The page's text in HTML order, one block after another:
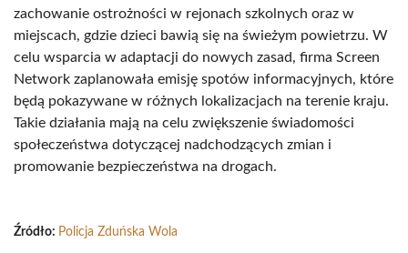
zachowanie ostrożności w rejonach szkolnych oraz w
miejscach, gdzie dzieci bawią się na świeżym powietrzu. W
celu wsparcia w adaptacji do nowych zasad, firma Screen
Network zaplanowała emisję spotów informacyjnych, które
będą pokazywane w różnych lokalizacjach na terenie kraju.
Takie działania mają na celu zwiększenie świadomości
społeczeństwa dotyczącej nadchodzących zmian i
promowanie bezpieczeństwa na drogach.
Źródło: Policja Zduńska Wola